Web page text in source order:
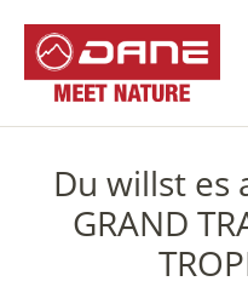
Du willst es
GRAND